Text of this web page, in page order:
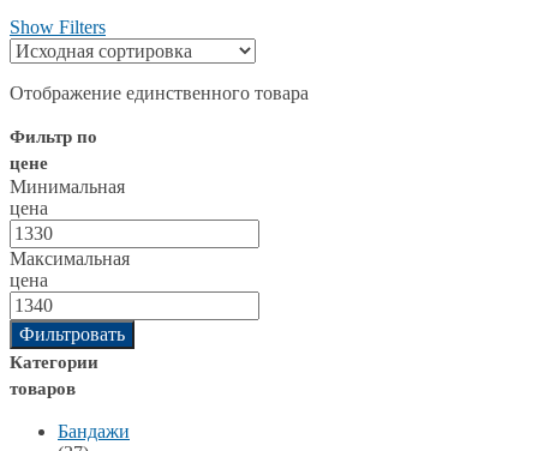
Show Filters
Отображение единственного товара
Фильтр по
цене
Минимальная
цена
Максимальная
цена
Фильтровать
Категории
товаров
Бандажи